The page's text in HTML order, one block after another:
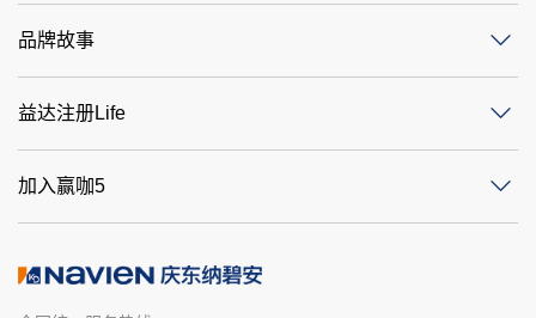
品牌故事
益达注册Life
加入赢咖5